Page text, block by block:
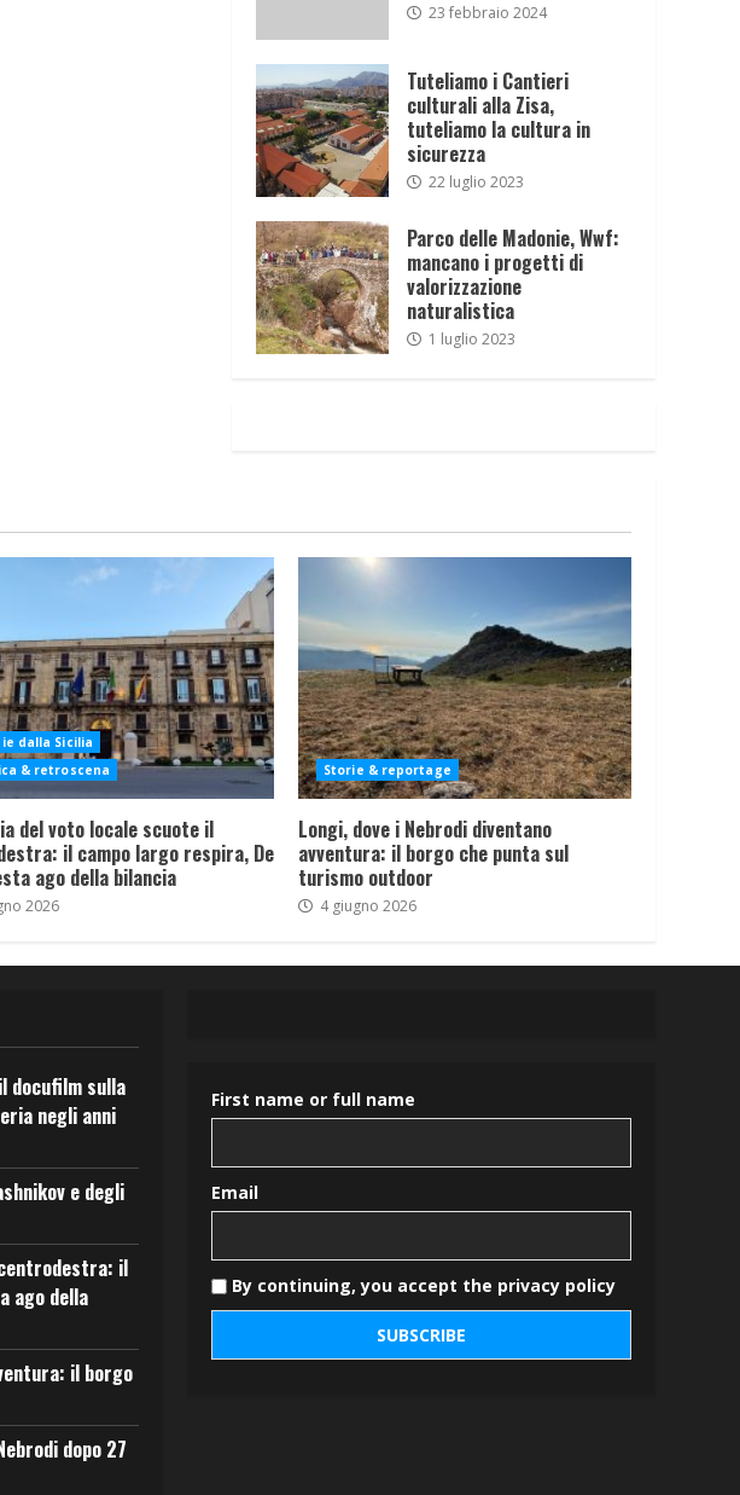
23 febbraio 2024
Tuteliamo i Cantieri
culturali alla Zisa,
tuteliamo la cultura in
sicurezza
22 luglio 2023
Parco delle Madonie, Wwf:
mancano i progetti di
valorizzazione
naturalistica
1 luglio 2023
dalla Sicilia
& retroscena
del voto locale scuote il
il campo largo respira, De
ago della bilancia
2026
Storie & reportage
Longi, dove i Nebrodi diventano
avventura: il borgo che punta sul
turismo outdoor
4 giugno 2026
docufilm sulla
negli anni
e degli
il
ago della
il borgo
dopo 27
First name or full name
Email
By continuing, you accept the privacy policy